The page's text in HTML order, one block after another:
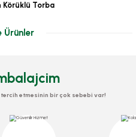
Körüklü Torba
Ürünler
etmesinin bir çok sebebi var!